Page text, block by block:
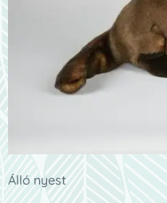
Álló nyest